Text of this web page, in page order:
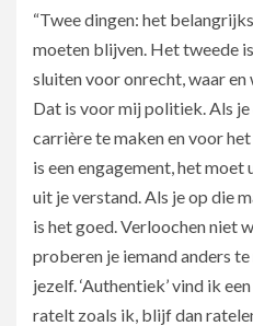
“Twee dingen: het
moeten blijven. Het tweede
sluiten voor onrecht, waar
Dat is voor mij politiek. Als
carrière te maken en voor
is een engagement, het
uit je verstand. Als je op die
is het goed. Verloochen niet
proberen je iemand anders
jezelf. ‘Authentiek’ vind ik
ratelt zoals ik, blijf dan